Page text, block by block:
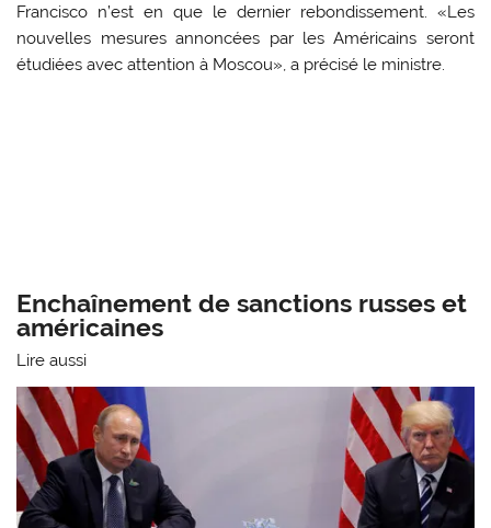
Francisco n’est en que le dernier rebondissement. «Les
nouvelles mesures annoncées par les Américains seront
étudiées avec attention à Moscou», a précisé le ministre.
Enchaînement de sanctions russes et
américaines
Lire aussi